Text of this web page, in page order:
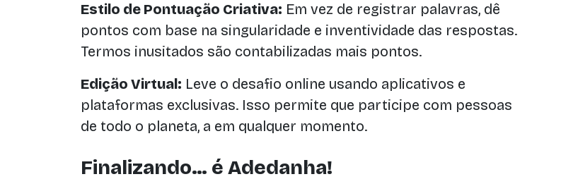
Estilo de Pontuação Criativa: Em vez de registrar palavras, dê
pontos com base na singularidade e inventividade das respostas.
Termos inusitados são contabilizadas mais pontos.
Edição Virtual: Leve o desafio online usando aplicativos e
plataformas exclusivas. Isso permite que participe com pessoas
de todo o planeta, a em qualquer momento.
Finalizando… é Adedanha!